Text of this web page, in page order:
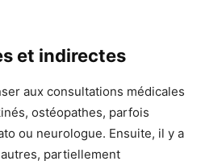
et indirectes
aux consultations médicales
ostéopathes, parfois
ou neurologue. Ensuite, il y a
partiellement